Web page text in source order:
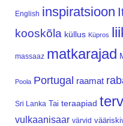
English inspiratsioon
kooskõla küllus Küpros
massaaz matkarajad
Poola Portugal raamat
Sri Lanka Tai teraapiad
vulkaanisaar värvid